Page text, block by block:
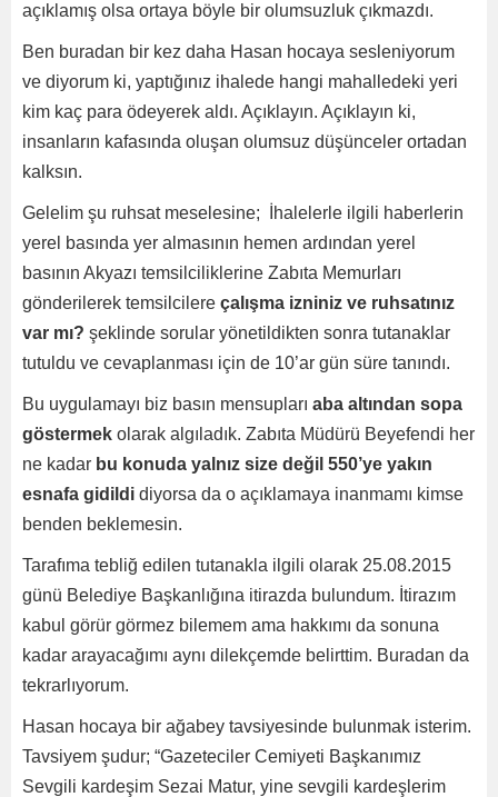
açıklamış olsa ortaya böyle bir olumsuzluk çıkmazdı.
Ben buradan bir kez daha Hasan hocaya sesleniyorum
ve diyorum ki, yaptığınız ihalede hangi mahalledeki yeri
kim kaç para ödeyerek aldı. Açıklayın. Açıklayın ki,
insanların kafasında oluşan olumsuz düşünceler ortadan
kalksın.
Gelelim şu ruhsat meselesine; İhalelerle ilgili haberlerin
yerel basında yer almasının hemen ardından yerel
basının Akyazı temsilciliklerine Zabıta Memurları
gönderilerek temsilcilere çalışma izniniz ve ruhsatınız
var mı? şeklinde sorular yönetildikten sonra tutanaklar
tutuldu ve cevaplanması için de 10’ar gün süre tanındı.
Bu uygulamayı biz basın mensupları aba altından sopa
göstermek olarak algıladık. Zabıta Müdürü Beyefendi her
ne kadar bu konuda yalnız size değil 550’ye yakın
esnafa gidildi diyorsa da o açıklamaya inanmamı kimse
benden beklemesin.
Tarafıma tebliğ edilen tutanakla ilgili olarak 25.08.2015
günü Belediye Başkanlığına itirazda bulundum. İtirazım
kabul görür görmez bilemem ama hakkımı da sonuna
kadar arayacağımı aynı dilekçemde belirttim. Buradan da
tekrarlıyorum.
Hasan hocaya bir ağabey tavsiyesinde bulunmak isterim.
Tavsiyem şudur; “Gazeteciler Cemiyeti Başkanımız
Sevgili kardeşim Sezai Matur, yine sevgili kardeşlerim